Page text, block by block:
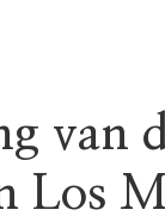
van
Los